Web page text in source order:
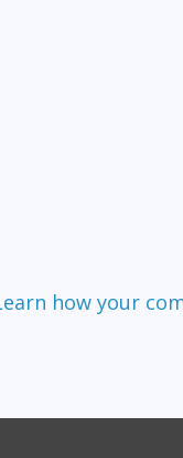
how your